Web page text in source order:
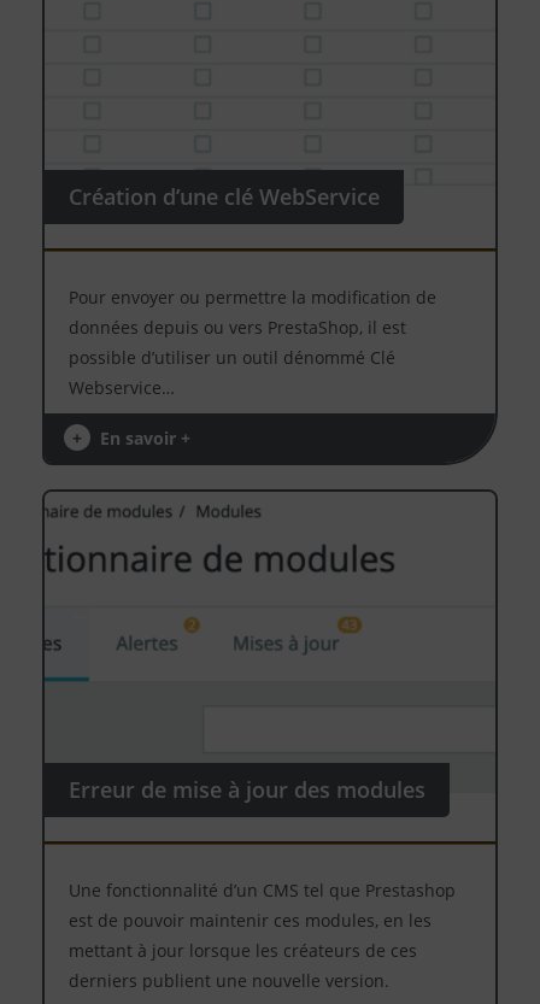
Création d’une clé WebService
Pour envoyer ou permettre la modification de
données depuis ou vers PrestaShop, il est
possible d’utiliser un outil dénommé Clé
Webservice…
+ En savoir +
Erreur de mise à jour des modules
Une fonctionnalité d’un CMS tel que Prestashop
est de pouvoir maintenir ces modules, en les
mettant à jour lorsque les créateurs de ces
derniers publient une nouvelle version.